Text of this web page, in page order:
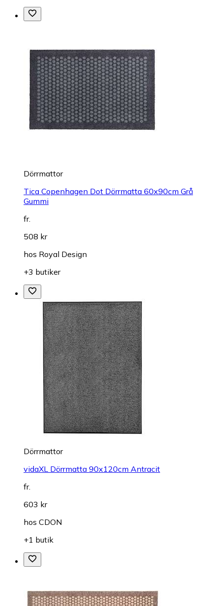
Dörrmattor
Tica Copenhagen Dot Dörrmatta 60x90cm Grå
Gummi
fr.
508 kr
hos Royal Design
+3 butiker
Dörrmattor
vidaXL Dörrmatta 90x120cm Antracit
fr.
603 kr
hos CDON
+1 butik